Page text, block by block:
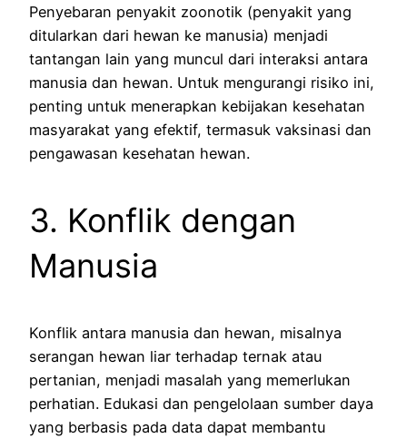
Penyebaran penyakit zoonotik (penyakit yang
ditularkan dari hewan ke manusia) menjadi
tantangan lain yang muncul dari interaksi antara
manusia dan hewan. Untuk mengurangi risiko ini,
penting untuk menerapkan kebijakan kesehatan
masyarakat yang efektif, termasuk vaksinasi dan
pengawasan kesehatan hewan.
3. Konflik dengan
Manusia
Konflik antara manusia dan hewan, misalnya
serangan hewan liar terhadap ternak atau
pertanian, menjadi masalah yang memerlukan
perhatian. Edukasi dan pengelolaan sumber daya
yang berbasis pada data dapat membantu